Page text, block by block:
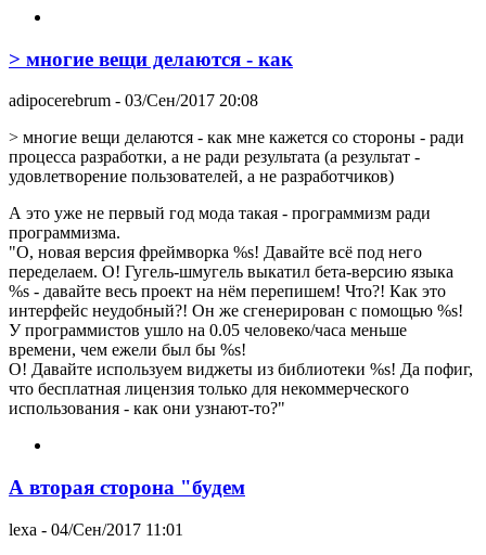
> многие вещи делаются - как
adipocerebrum - 03/Сен/2017 20:08
> многие вещи делаются - как мне кажется со стороны - ради
процесса разработки, а не ради результата (а результат -
удовлетворение пользователей, а не разработчиков)
А это уже не первый год мода такая - программизм ради
программизма.
"О, новая версия фреймворка %s! Давайте всё под него
переделаем. О! Гугель-шмугель выкатил бета-версию языка
%s - давайте весь проект на нём перепишем! Что?! Как это
интерфейс неудобный?! Он же сгенерирован с помощью %s!
У программистов ушло на 0.05 человеко/часа меньше
времени, чем ежели был бы %s!
О! Давайте используем виджеты из библиотеки %s! Да пофиг,
что бесплатная лицензия только для некоммерческого
использования - как они узнают-то?"
А вторая сторона "будем
lexa - 04/Сен/2017 11:01